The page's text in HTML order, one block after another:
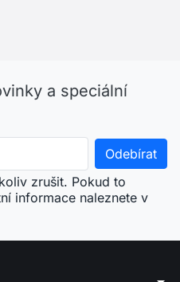
a speciální
zrušit. Pokud to
informace naleznete v